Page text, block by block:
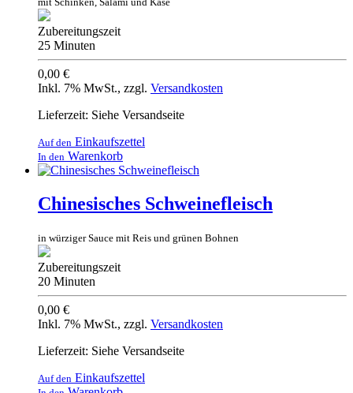
Zubereitungszeit
25 Minuten
0,00 €
Inkl. 7% MwSt., zzgl. Versandkosten
Lieferzeit: Siehe Versandseite
Auf den Einkaufszettel
In den Warenkorb
Chinesisches Schweinefleisch
in würziger Sauce mit Reis und grünen Bohnen
Zubereitungszeit
20 Minuten
0,00 €
Inkl. 7% MwSt., zzgl. Versandkosten
Lieferzeit: Siehe Versandseite
Auf den Einkaufszettel